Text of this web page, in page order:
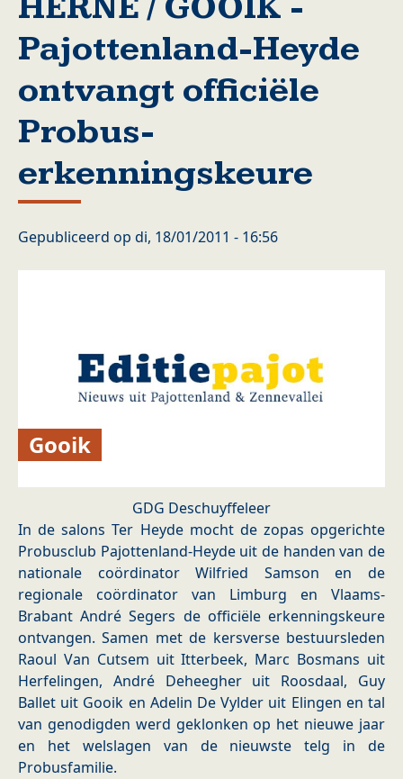
Pajottenland-Heyde
ontvangt officiële
Probus-
erkenningskeure
Gepubliceerd op di, 18/01/2011 - 16:56
Gooik
GDG Deschuyffeleer
In de salons Ter Heyde mocht de zopas opgerichte
Probusclub Pajottenland-Heyde uit de handen van de
nationale coördinator Wilfried Samson en de
regionale coördinator van Limburg en Vlaams-
Brabant André Segers de officiële erkenningskeure
ontvangen. Samen met de kersverse bestuursleden
Raoul Van Cutsem uit Itterbeek, Marc Bosmans uit
Herfelingen, André Deheegher uit Roosdaal, Guy
Ballet uit Gooik en Adelin De Vylder uit Elingen en tal
van genodigden werd geklonken op het nieuwe jaar
en het welslagen van de nieuwste telg in de
Probusfamilie.